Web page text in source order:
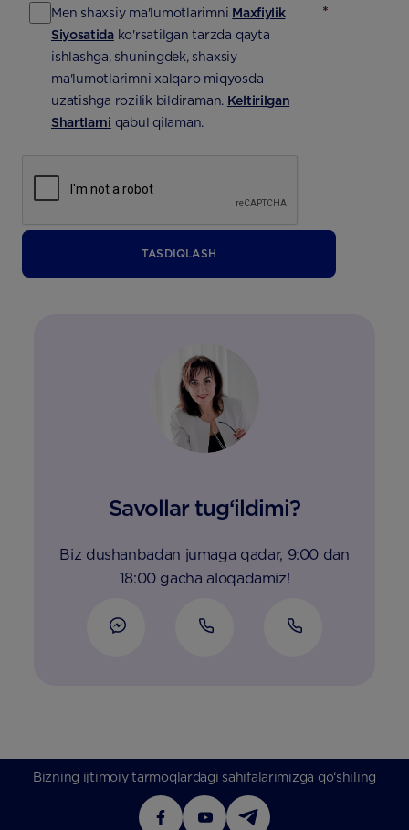
Men shaxsiy ma'lumotlarimni Maxfiylik
Siyosatidako'rsatilgan tarzda qayta
ishlashga, shuningdek, shaxsiy
ma'lumotlarimni xalqaro miqyosda
uzatishga rozilik bildiraman. Keltirilgan
Shartlarni qabul qilaman.
*
TASDIQLASH
Savollar tug‘ildimi?
Biz dushanbadan jumaga qadar, 9:00 dan
18:00 gacha aloqadamiz!
Bizning ijtimoiy tarmoqlardagi sahifalarimizga qo‘shiling